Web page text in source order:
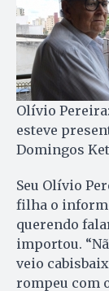
Olívio
esteve
Domingos
Seu Olívio
filha o
querendo
importou.
veio
rompeu com